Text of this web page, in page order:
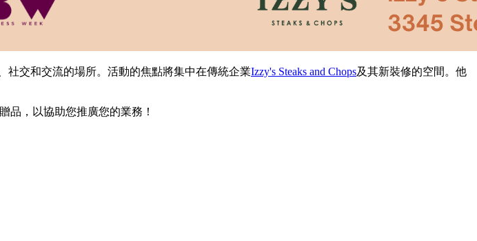
社交和交流的場所。活動的焦點將集中在傳統企業Izzy's Steaks and Chops及其新裝修的空間。他
品，以協助您推廣您的業務！